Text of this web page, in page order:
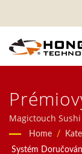
Systém
Jídla
Magictouch
automatizovaný
doručování jídla,
Home /
Systém